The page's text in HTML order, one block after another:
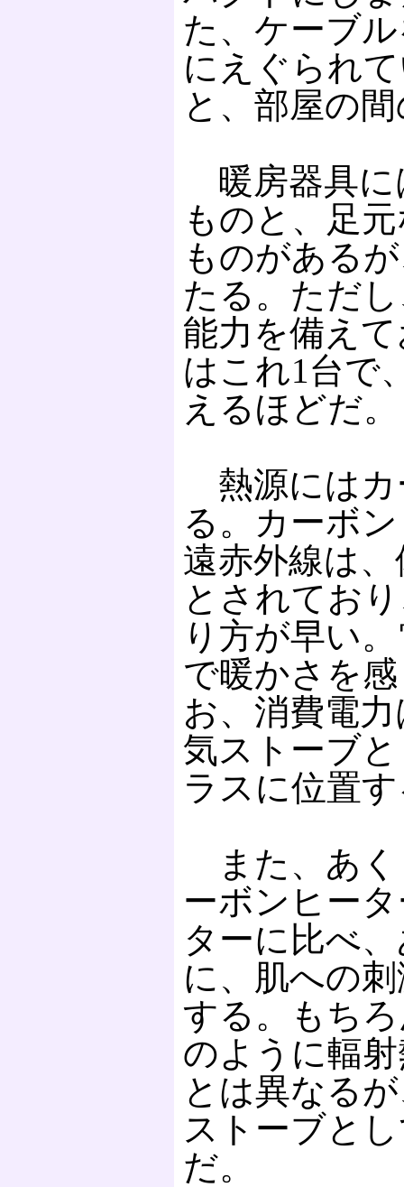
た、ケーブ
にえぐられ
と、部屋の
暖房器具に
ものと、足
ものがある
たる。ただ
能力を備え
はこれ1台で
えるほどだ。
熱源にはカ
る。カーボ
遠赤外線は
とされてお
り方が早い
で暖かさを
お、消費電
気ストーブ
ラスに位置
また、あく
ーボンヒー
ターに比べ
に、肌への
する。もち
のように輻
とは異なる
ストーブと
だ。